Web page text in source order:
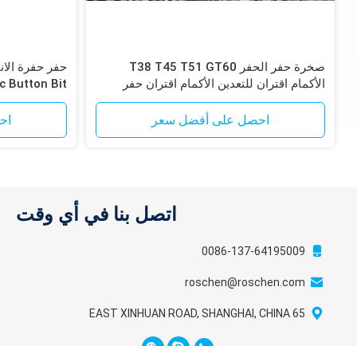
صخرة حفر الحفر T38 T45 T51 GT60
الأكمام اقتران للتعدين الأكمام اقتران حفر
الصخور
احصل على أفضل سعر
Button Bit
اتصل بنا في أي وقت
0086-137-64195009
roschen@roschen.com
65 EAST XINHUAN ROAD, SHANGHAI, CHINA